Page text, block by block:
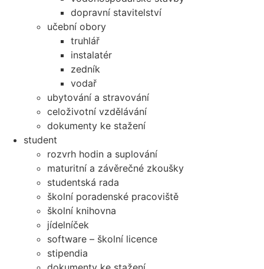
dopravní stavitelství
učební obory
truhlář
instalatér
zedník
vodař
ubytování a stravování
celoživotní vzdělávání
dokumenty ke stažení
student
rozvrh hodin a suplování
maturitní a závěrečné zkoušky
studentská rada
školní poradenské pracoviště
školní knihovna
jídelníček
software – školní licence
stipendia